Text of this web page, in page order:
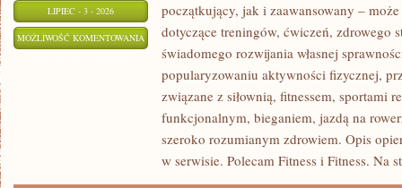
LIPIEC - 3 - 2026
MOŻLIWOŚĆ KOMENTOWANIA MOTYWACJA
PSYCHOLOGIA
SPORTU
początkujący, jak i zaawansowany –
dotyczące treningów, ćwiczeń, zdrowego
świadomego rozwijania własnej
popularyzowaniu aktywności fizycznej,
związane z siłownią, fitnessem, sportami
funkcjonalnym, bieganiem, jazdą na
szeroko rozumianym zdrowiem. Opis
w serwisie. Polecam Fitness i Fitness. Na